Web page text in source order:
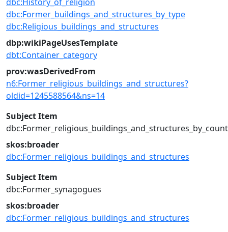
dbc:Former_buildings_and_structures_by_type
dbc:Religious_buildings_and_structures
dbp:wikiPageUsesTemplate
dbt:Container_category
prov:wasDerivedFrom
n6:Former_religious_buildings_and_structures?
oldid=1245588564&ns=14
Subject Item
skos:broader
dbc:Former_religious_buildings_and_structures
Subject Item
dbc:Former_synagogues
skos:broader
dbc:Former_religious_buildings_and_structures